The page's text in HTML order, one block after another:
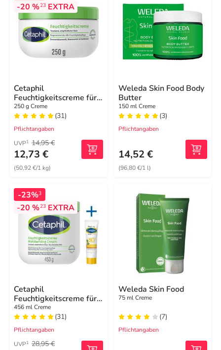
-20 %23EXTRA
Cetaphil
Feuchtigkeitscreme für
trockene, empfindliche
Haut
250 g Creme
(31)
Pflichtangaben
UVP1 14,95 €
12,73 €
(50,92 €/1 kg)
Weleda Skin Food Body
Butter
150 ml Creme
(3)
Pflichtangaben
14,52 €
(96,80 €/1 l)
-23%3
-20 %23EXTRA
Cetaphil
Feuchtigkeitscreme für
trockene, empfindliche
Haut
456 ml Creme
(31)
Pflichtangaben
UVP1 28,95 €
Weleda Skin Food
75 ml Creme
(7)
Pflichtangaben